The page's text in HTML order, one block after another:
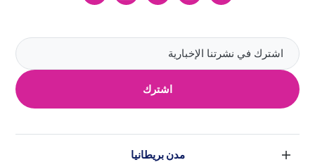
اشترك
مدن بريطانيا